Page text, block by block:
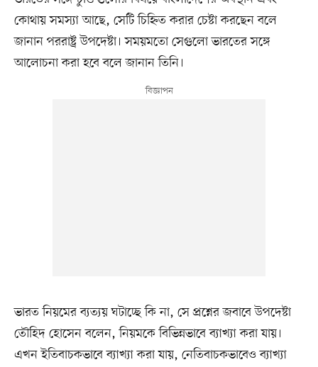
কোথায় সমস্যা আছে, সেটি চিহ্নিত করার চেষ্টা করছেন বলে
জানান পররাষ্ট্র উপদেষ্টা। সময়মতো সেগুলো ভারতের সঙ্গে
আলোচনা করা হবে বলে জানান তিনি।
ভারত নিয়মের ব্যত্যয় ঘটাচ্ছে কি না, সে প্রশ্নের জবাবে উপদেষ্টা
তৌহিদ হোসেন বলেন, নিয়মকে বিভিন্নভাবে ব্যাখ্যা করা যায়।
এখন ইতিবাচকভাবে ব্যাখ্যা করা যায়, নেতিবাচকভাবেও ব্যাখ্যা